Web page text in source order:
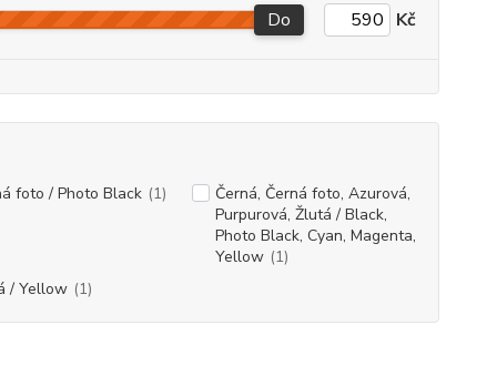
Do Kč
foto / Photo Black (1)
Černá, Černá foto, Azurová,
Purpurová, Žlutá / Black,
Photo Black, Cyan, Magenta,
Yellow (1)
/ Yellow (1)